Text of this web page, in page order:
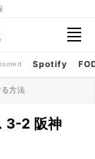
Spotify
方法
3-2 阪神